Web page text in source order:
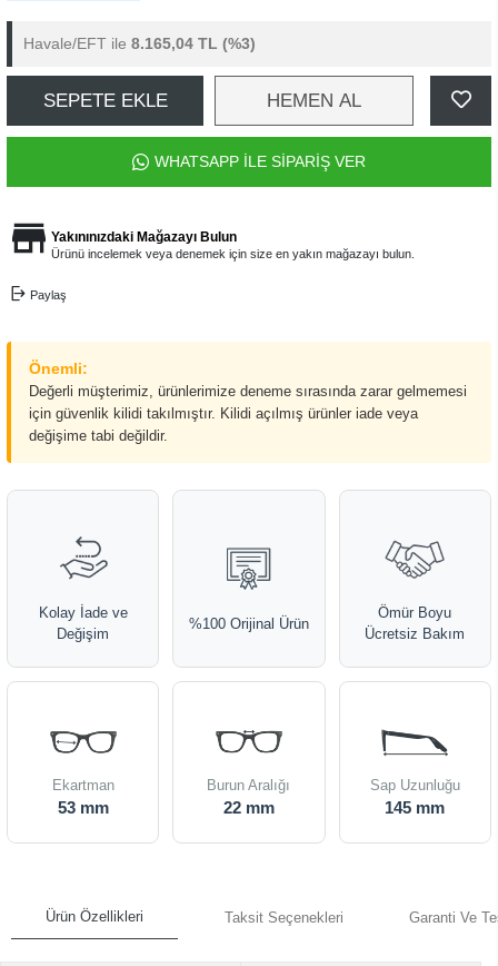
Havale/EFT ile 8.165,04 TL (%3)
SEPETE EKLE HEMEN AL
WHATSAPP İLE SİPARİŞ VER
Yakınınızdaki Mağazayı Bulun
Ürünü incelemek veya denemek için size en yakın mağazayı bulun.
Paylaş
Önemli:
Değerli müşterimiz, ürünlerimize deneme sırasında zarar gelmemesi
için güvenlik kilidi takılmıştır. Kilidi açılmış ürünler iade veya
değişime tabi değildir.
Kolay İade ve
Değişim
%100 Orijinal Ürün
Ömür Boyu
Ücretsiz Bakım
Ekartman
53 mm
Burun Aralığı
22 mm
Sap Uzunluğu
145 mm
Ürün Özellikleri Taksit Seçenekleri Garanti Ve